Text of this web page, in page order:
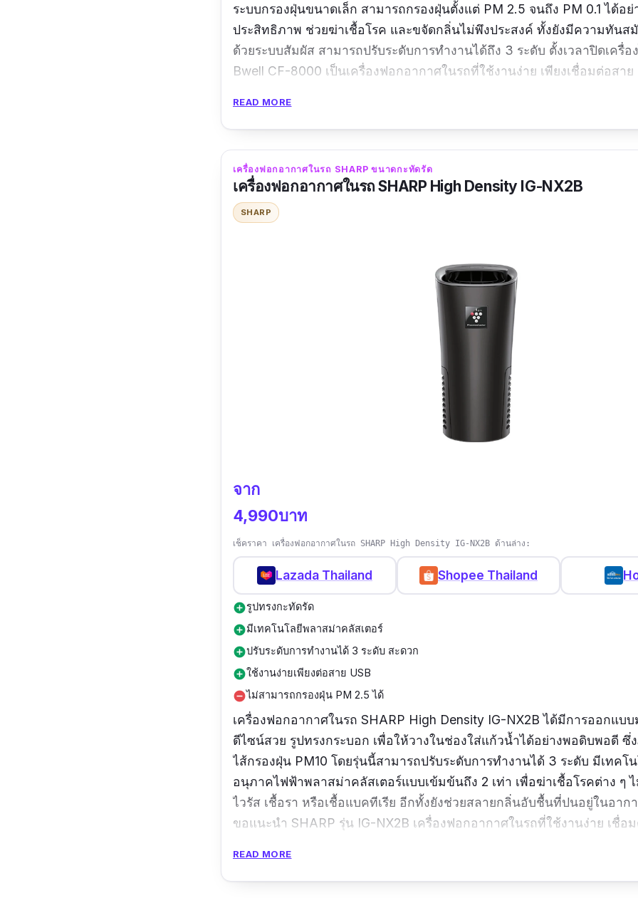
ระบบกรองฝุ่นขนาดเล็ก สามารถกรองฝุ่นตั้งแต่ PM 2.5 จนถึง PM 0.1 ได้อย่
ประสิทธิภาพ ช่วยฆ่าเชื้อโรค และขจัดกลิ่นไม่พึงประสงค์ ทั้งยังมีความทันส
ด้วยระบบสัมผัส สามารถปรับระดับการทำงานได้ถึง 3 ระดับ ตั้งเวลาปิดเครื่อ
Bwell CF-8000 เป็นเครื่องฟอกอากาศในรถที่ใช้งานง่าย เพียงเชื่อมต่อสาย
ข้อมูลเฉพาะ
ขนาด : 25x13.5x19 | กำลังไฟ :
รีวิวจากผู้ใช้จริง : ขนาดไม่เล็กไม่ใหญ่เกินไป อุปกรณ์ให้มาครบพร้อมใช้ทั้งแ
บ้าน หรือจะใช้ภายในรถยนต์ เครื่องเสียงไม่ดังมากจนเกินไป แรงลมดี
READ MORE
เครื่องฟอกอากาศในรถ SHARP ขนาดกะทัดรัด
เครื่องฟอกอากาศในรถ SHARP High Density IG-NX2B
SHARP
จาก
4,990บาท
เช็คราคา เครื่องฟอกอากาศในรถ SHARP High Density IG-NX2B ด้านล่าง:
Lazada Thailand Shopee Thailand
add_circleรูปทรงกะทัดรัด
add_circleมีเทคโนโลยีพลาสม่าคลัสเตอร์
add_circleปรับระดับการทำงานได้ 3 ระดับ สะดวก
add_circleใช้งานง่ายเพียงต่อสาย USB
remove_circleไม่สามารถกรองฝุ่น PM 2.5 ได้
เครื่องฟอกอากาศในรถ SHARP High Density IG-NX2B ได้มีการออกแบ
ดีไซน์สวย รูปทรงกระบอก เพื่อให้วางในช่องใส่แก้วน้ำได้อย่างพอดิบพอดี ซึ่ง
ไส้กรองฝุ่น PM10 โดยรุ่นนี้สามารถปรับระดับการทำงานได้ 3 ระดับ มีเทคโ
อนุภาคไฟฟ้าพลาสม่าคลัสเตอร์แบบเข้มข้นถึง 2 เท่า เพื่อฆ่าเชื้อโรคต่าง ๆ ไ
ไวรัส เชื้อรา หรือเชื้อแบคทีเรีย อีกทั้งยังช่วยสลายกลิ่นอับชื้นที่ปนอยู่ในอากา
ขอแนะนำ SHARP รุ่น IG-NX2B เครื่องฟอกอากาศในรถที่ใช้งานง่าย เชื่อ
ข้อมูลเฉพาะ
READ MORE